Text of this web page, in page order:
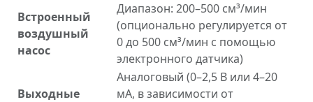
Встроенный
воздушный
насос
Диапазон: 200–500 см³/мин
(опционально регулируется от
0 до 500 см³/мин с помощью
электронного датчика)
Выходные
Аналоговый (0–2,5 В или 4–20
мА, в зависимости от